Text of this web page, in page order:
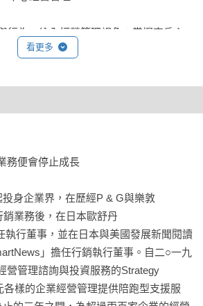
手。」——周信輝（國立成功大學企管
管理的中心。這說來簡單，但要做到、
作者建議在企業內搭建三大架構，有助
的意識再度集中到客戶。對於想要突破
奕酉（鉑澈行銷顧問策略長）
行為」納入經營管理視角：掌握客戶心
收益的「客戶策略」：掌握客戶多樣性
看更多
便會停止成長
企業界，在歷經P & G與樂敦
銷業務後，在日本歐舒丹
執行董事，並在日本與美國發展新聞閱讀
」擔任行銷執行董事。自二○一九
營管理諮詢與投資服務的Strategy
各樣的企業經營管理提供陪跑型支援服